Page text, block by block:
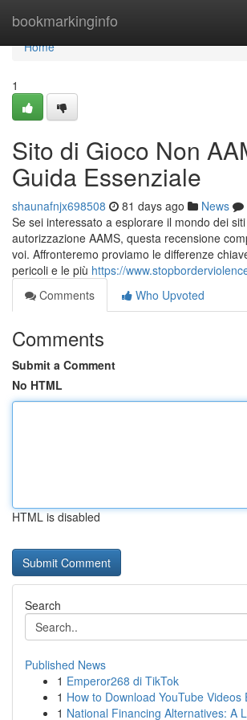
bookmarkinginfo
Home
Home
1
Sito di Gioco Non
Guida Essenziale
shaunafnjx698508 81 days ago News
Se sei interessato a esplorare il mondo dei
autorizzazione AAMS, questa recensione
voi. Affronteremo proviamo le differenze
pericoli e le più https://
Comments
Who Upvoted
Comments
Submit a Comment
No HTML
HTML is disabled
Search
Published News
1 Emperor268 di TikTok
1 How to Download YouTube Videos
1 National Financing Alternatives: A